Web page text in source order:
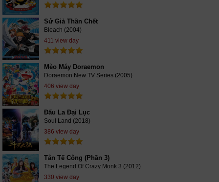
Sứ Giả Thần Chết
Bleach (2004)
411 view day
Mèo Máy Doraemon
Doraemon New TV Series (2005)
406 view day
Đấu La Đại Lục
Soul Land (2018)
386 view day
Tân Tế Công (Phần 3)
The Legend Of Crazy Monk 3 (2012)
330 view day